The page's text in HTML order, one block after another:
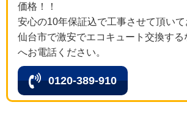
価格！！
安心の10年保証込で工事させて頂いて
仙台市で激安でエコキュート交換する
へお電話ください。
0120-389-910